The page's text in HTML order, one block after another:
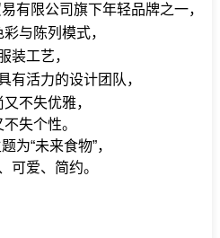
有限公司旗下年轻品牌之一，
与陈列模式，
装工艺，
有活力的设计团队，
不失优雅，
失个性。
为“未来食物”，
可爱、简约。